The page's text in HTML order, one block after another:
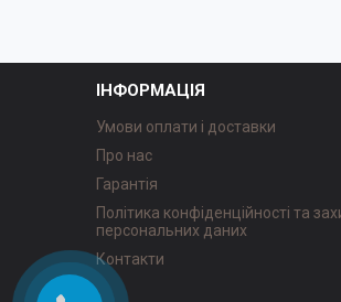
ІНФОРМАЦІЯ
Умови оплати і доставки
Про нас
Гарантія
Політика конфіденційності та
персональних даних
Контакти